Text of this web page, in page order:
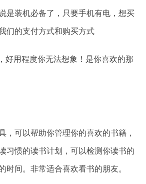
是装机必备了，只要手机有电，想买
们的支付方式和购买方式
，可以帮助你管理你的喜欢的书籍，
习惯的读书计划，可以检测你读书的
时间。非常适合喜欢看书的朋友。